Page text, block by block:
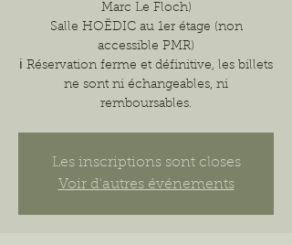
Marc Le Floch)
Salle HOËDIC au 1er étage (non
accessible PMR)
ℹ️ Réservation ferme et définitive, les billets
ne sont ni échangeables, ni
remboursables.
Les inscriptions sont closes
Voir d'autres événements